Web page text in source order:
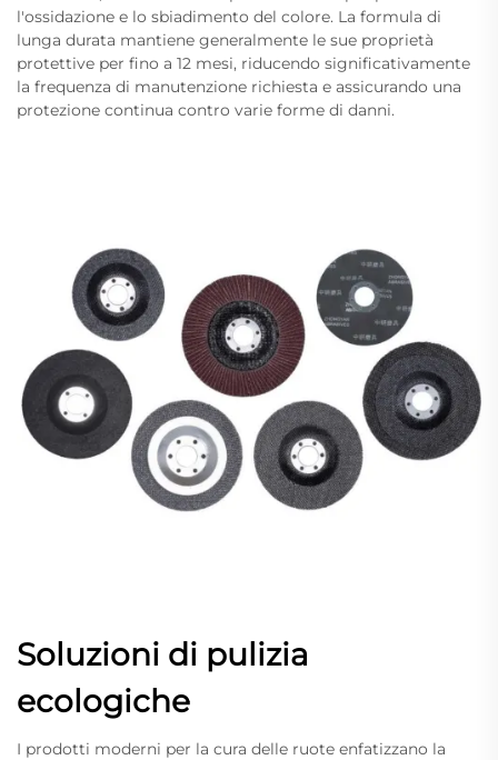
l'ossidazione e lo sbiadimento del colore. La formula di
lunga durata mantiene generalmente le sue proprietà
protettive per fino a 12 mesi, riducendo significativamente
la frequenza di manutenzione richiesta e assicurando una
protezione continua contro varie forme di danni.
Soluzioni di pulizia
ecologiche
I prodotti moderni per la cura delle ruote enfatizzano la